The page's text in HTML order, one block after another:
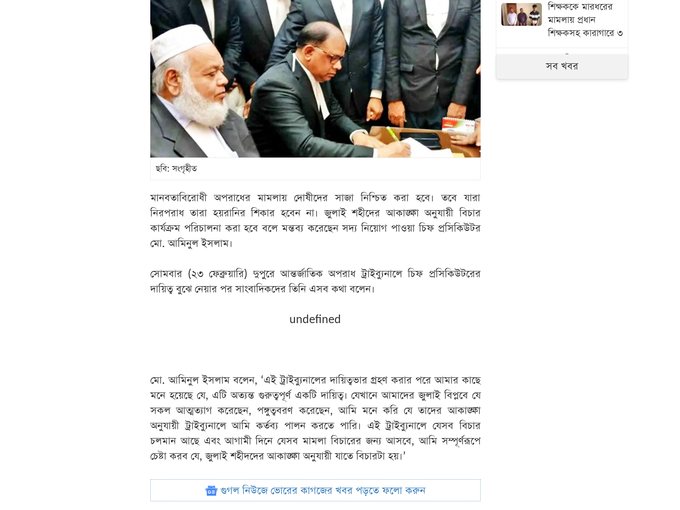
ছবি: সংগৃহীত
মানবতাবিরোধী অপরাধের মামলায় দোষীদের সাজা নিশ্চিত করা হবে। তবে যারা
নিরপরাধ তারা হয়রানির শিকার হবেন না। জুলাই শহীদের আকাঙ্ক্ষা অনুযায়ী বিচার
কার্যক্রম পরিচালনা করা হবে বলে মন্তব্য করেছেন সদ্য নিয়োগ পাওয়া চিফ প্রসিকিউটর
মো. আমিনুল ইসলাম।
সোমবার (২৩ ফেব্রুয়ারি) দুপুরে আন্তর্জাতিক অপরাধ ট্রাইব্যুনালে চিফ প্রসিকিউটরের
দায়িত্ব বুঝে নেয়ার পর সাংবাদিকদের তিনি এসব কথা বলেন।
undefined
মো. আমিনুল ইসলাম বলেন, ‘এই ট্রাইব্যুনালের দায়িত্বভার গ্রহণ করার পরে আমার কাছে
মনে হয়েছে যে, এটি অত্যন্ত গুরুত্বপূর্ণ একটি দায়িত্ব। যেখানে আমাদের জুলাই বিপ্লবে যে
সকল আত্মত্যাগ করেছেন, পঙ্গুত্ববরণ করেছেন, আমি মনে করি যে তাদের আকাঙ্ক্ষা
অনুযায়ী ট্রাইব্যুনালে আমি কর্তব্য পালন করতে পারি। এই ট্রাইব্যুনালে যেসব বিচার
চলমান আছে এবং আগামী দিনে যেসব মামলা বিচারের জন্য আসবে, আমি সম্পূর্ণরূপে
চেষ্টা করব যে, জুলাই শহীদদের আকাঙ্ক্ষা অনুযায়ী যাতে বিচারটা হয়।’
গুগল নিউজে ভোরের কাগজের খবর পড়তে ফলো করুন
শিক্ষককে মারধরের
মামলায় প্রধান
শিক্ষকসহ কারাগারে ৩
সাতক্ষীরায় ৬ কোটি
টাকার ‘কুশ’ মাদক
সব খবর